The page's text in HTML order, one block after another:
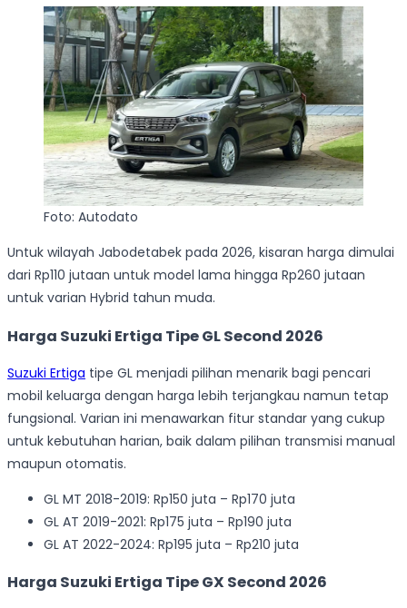
Foto: Autodato
Untuk wilayah Jabodetabek pada 2026, kisaran harga dimulai
dari Rp110 jutaan untuk model lama hingga Rp260 jutaan
untuk varian Hybrid tahun muda.
Harga Suzuki Ertiga Tipe GL Second 2026
Suzuki Ertiga tipe GL menjadi pilihan menarik bagi pencari
mobil keluarga dengan harga lebih terjangkau namun tetap
fungsional. Varian ini menawarkan fitur standar yang cukup
untuk kebutuhan harian, baik dalam pilihan transmisi manual
maupun otomatis.
GL MT 2018-2019: Rp150 juta – Rp170 juta
GL AT 2019-2021: Rp175 juta – Rp190 juta
GL AT 2022-2024: Rp195 juta – Rp210 juta
Harga Suzuki Ertiga Tipe GX Second 2026